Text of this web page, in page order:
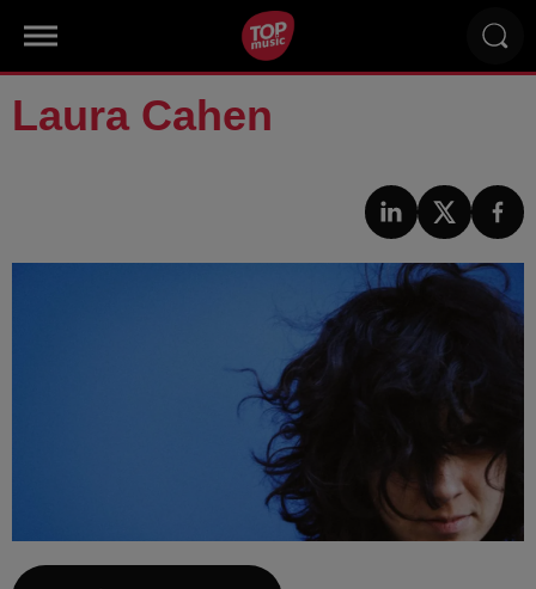
Laura Cahen